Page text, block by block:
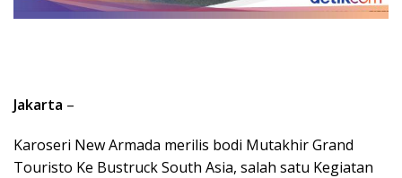
Jakarta –
Karoseri New Armada merilis bodi Mutakhir Grand
Touristo Ke Bustruck South Asia, salah satu Kegiatan